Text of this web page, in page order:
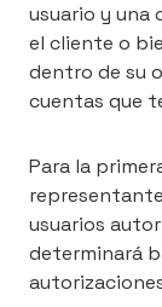
usuario y una
el cliente o
dentro de su
cuentas que
Para la
representante
usuarios
determinará